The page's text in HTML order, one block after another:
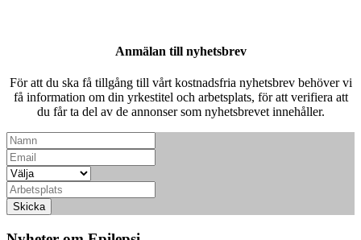
Anmälan till nyhetsbrev
För att du ska få tillgång till vårt kostnadsfria nyhetsbrev behöver vi
få information om din yrkestitel och arbetsplats, för att verifiera att
du får ta del av de annonser som nyhetsbrevet innehåller.
Skicka